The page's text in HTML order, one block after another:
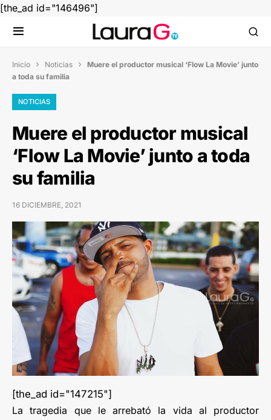
[the_ad id="146496"]
Inicio  Noticias  Muere el productor musical ‘Flow La Movie’ junto
a toda su familia
NOTICIAS
Muere el productor musical
‘Flow La Movie’ junto a toda
su familia
16 DICIEMBRE, 2021
[the_ad id="147215"]
La tragedia que le arrebató la vida al productor